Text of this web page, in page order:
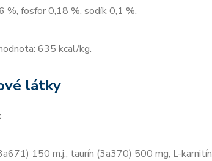
%, fosfor 0,18 %, sodík 0,1 %.
635 kcal/kg.
látky
150 m.j., taurín (3a370) 500 mg, L-